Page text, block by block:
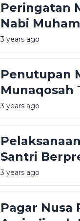
Peringatan
Nabi
Assirojiyyah
3 years ago
Penutupan
Munaqosah
2024 M
3 years ago
Santri
3 years ago
Pagar Nusa